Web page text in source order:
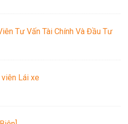
Tư Vấn Tài Chính Và Đầu Tư
viên Lái xe